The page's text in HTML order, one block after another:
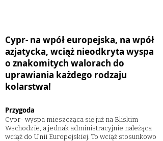
Cypr- na wpół europejska, na wpół
azjatycka, wciąż nieodkryta wyspa
o znakomitych walorach do
uprawiania każdego rodzaju
kolarstwa!​
Przygoda
Cypr- wyspa mieszcząca się już na Bliskim
Wschodzie, a jednak administracyjnie należąca
wciąż do Unii Europejskiej. To wciąż stosunkowo